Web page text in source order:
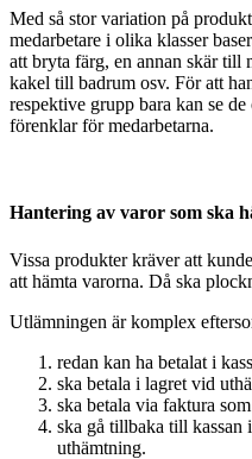
Med så stor variation på
medarbetare i olika klasser
att bryta färg, en annan skär till
kakel till badrum osv. För att
respektive grupp bara kan se
förenklar för medarbetarna.
Hantering av varor som ska
Vissa produkter kräver att
att hämta varorna. Då ska
Utlämningen är komplex
redan kan ha betalat i
ska betala i lagret vid
ska betala via faktura
ska gå tillbaka till kassan
uthämtning.